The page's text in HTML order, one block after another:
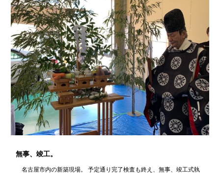
無事、竣工。
名古屋市内の新築現場。 予定通り完了検査も終え、無事、竣工式執